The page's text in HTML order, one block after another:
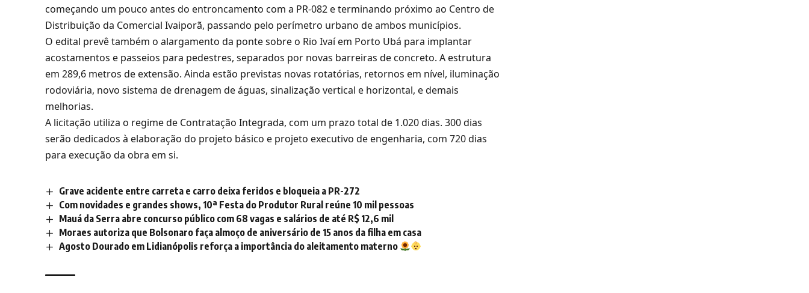
começando um pouco antes do entroncamento com a PR-082 e terminando próximo ao Centro de
Distribuição da Comercial Ivaiporã, passando pelo perímetro urbano de ambos municípios.
O edital prevê também o alargamento da ponte sobre o Rio Ivaí em Porto Ubá para implantar
acostamentos e passeios para pedestres, separados por novas barreiras de concreto. A estrutura
em 289,6 metros de extensão. Ainda estão previstas novas rotatórias, retornos em nível, iluminação
rodoviária, novo sistema de drenagem de águas, sinalização vertical e horizontal, e demais
melhorias.
A licitação utiliza o regime de Contratação Integrada, com um prazo total de 1.020 dias. 300 dias
serão dedicados à elaboração do projeto básico e projeto executivo de engenharia, com 720 dias
para execução da obra em si.
Grave acidente entre carreta e carro deixa feridos e bloqueia a PR-272
Com novidades e grandes shows, 10ª Festa do Produtor Rural reúne 10 mil pessoas
Mauá da Serra abre concurso público com 68 vagas e salários de até R$ 12,6 mil
Moraes autoriza que Bolsonaro faça almoço de aniversário de 15 anos da filha em casa
Agosto Dourado em Lidianópolis reforça a importância do aleitamento materno